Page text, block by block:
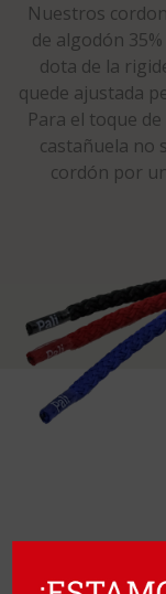
Nuestros
de algodón
dota de la
quede ajustada
Para el toque
castañuela no
cordón por